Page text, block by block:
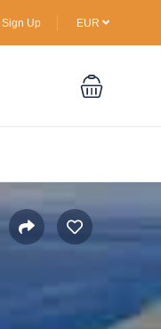
Sign Up EUR